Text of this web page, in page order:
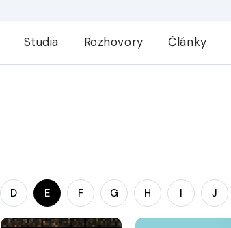
Studia Rozhovory Články
D E F G H I J